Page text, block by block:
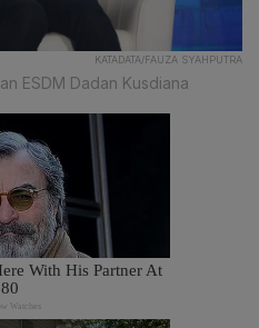
KATADATA/FAUZA SYAHPUTRA
ESDM Dadan Kusdiana